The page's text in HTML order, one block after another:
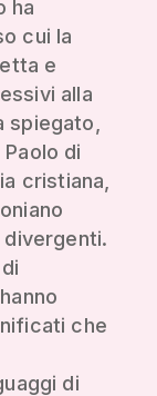
ha
cui la
e
alla
spiegato,
di
cristiana,
che
di